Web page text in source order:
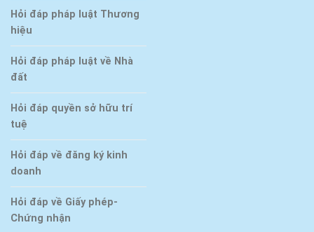
Hỏi đáp pháp luật Thương
hiệu
Hỏi đáp pháp luật về Nhà
đất
Hỏi đáp quyền sở hữu trí
tuệ
Hỏi đáp về đăng ký kinh
doanh
Hỏi đáp về Giấy phép-
Chứng nhận